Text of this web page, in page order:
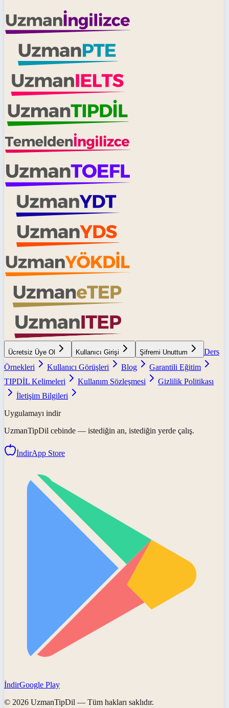
Ücretsiz Üye Ol Kullanıcı Girişi Şifremi Unuttum
Ders
Örnekleri
Kullanıcı Görüşleri Blog
Garantili Eğitim
TIPDİL Kelimeleri
Kullanım Sözleşmesi
Gizlilik Politikası
İletişim Bilgileri
Uygulamayı indir
UzmanTipDil cebinde — istediğin an, istediğin yerde çalış.
İndirApp Store
İndirGoogle Play
© 2026 UzmanTipDil — Tüm hakları saklıdır.